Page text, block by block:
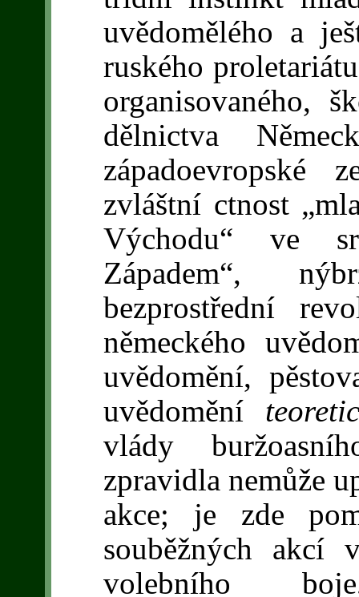
uvědomělého a
ruského
organisovaného,
dělnictva
zvláštní ctnost
Východu“ ve
Západem“,
bezprostřední
německého
uvědomění,
uvědomění
vlády
zpravidla nemůže
akce; je zde
souběžných akcí
volebního